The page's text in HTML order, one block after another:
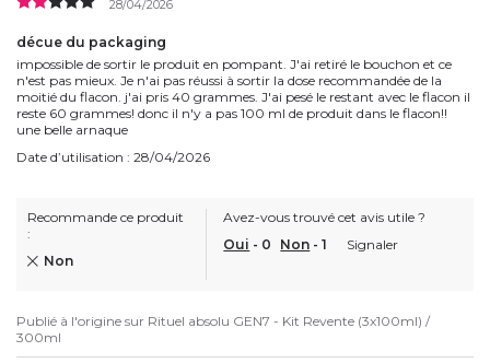
28/04/2026
décue du packaging
impossible de sortir le produit en pompant. J'ai retiré le bouchon et ce
n'est pas mieux. Je n'ai pas réussi à sortir la dose recommandée de la
moitié du flacon. j'ai pris 40 grammes. J'ai pesé le restant avec le flacon il
reste 60 grammes! donc il n'y a pas 100 ml de produit dans le flacon!!
une belle arnaque
Date d’utilisation : 28/04/2026
Recommande ce produit
:
Non
Avez-vous trouvé cet avis utile ?
Oui - 0 Non -1 Signaler
Publié à l'origine sur Rituel absolu GEN7 - Kit Revente (3x100ml) /
300ml